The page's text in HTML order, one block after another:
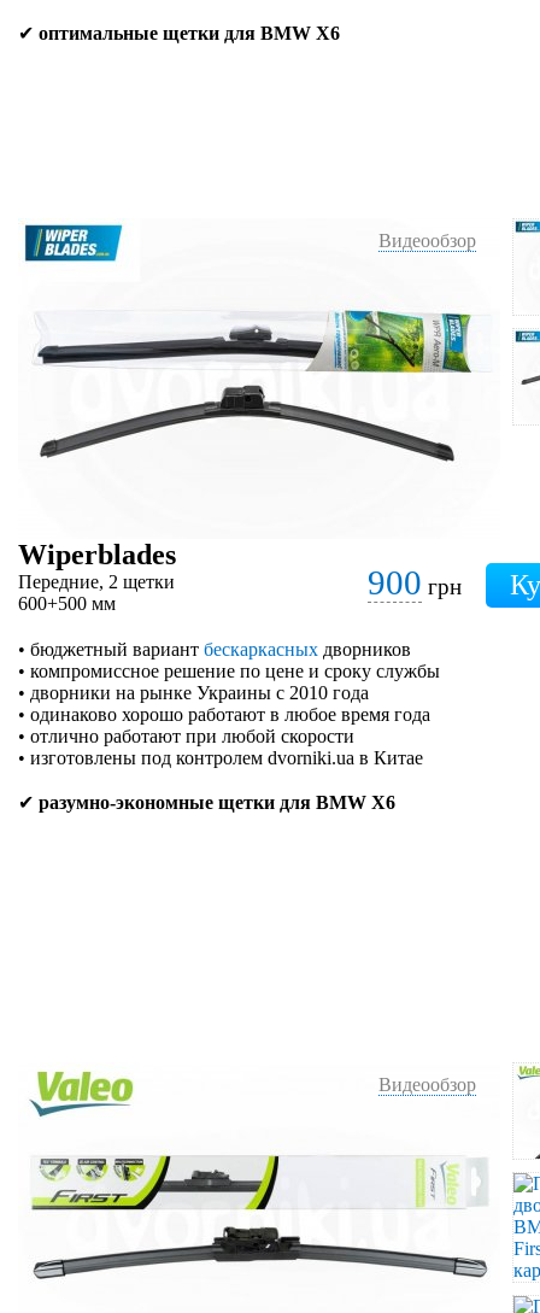
✔ оптимальные щетки для BMW X6
Видеообзор
Wiperblades
Передние, 2 щетки
600+500 мм
900 грн
• бюджетный вариант бескаркасных дворников
• компромиссное решение по цене и сроку службы
• дворники на рынке Украины с 2010 года
• одинаково хорошо работают в любое время года
• отлично работают при любой скорости
• изготовлены под контролем dvorniki.ua в Китае
✔ разумно-экономные щетки для BMW X6
Видеообзор